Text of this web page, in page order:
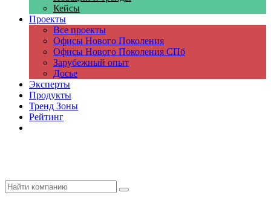
Кейсы
Проекты
Все проекты
Офисы Нового Поколения
Офисы Нового Поколения СПб
Зарубежный опыт
Досье
Эксперты
Продукты
Тренд Зоны
Рейтинг